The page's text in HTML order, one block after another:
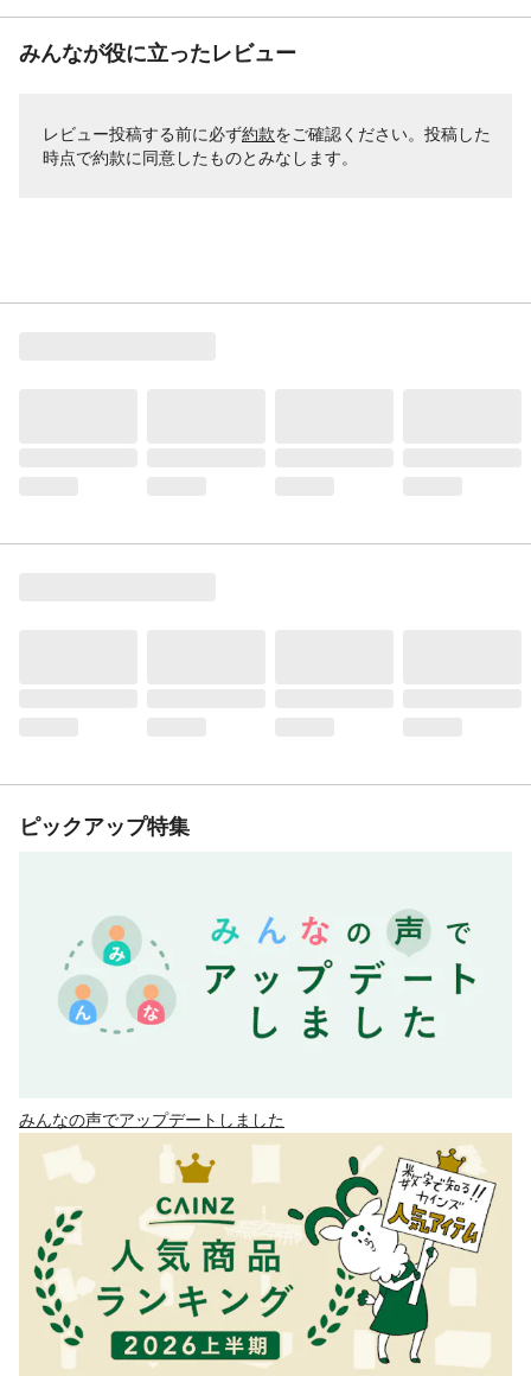
みんなが役に立ったレビュー
レビュー投稿する前に必ず約款をご確認ください。投稿した
時点で約款に同意したものとみなします。
ピックアップ特集
みんなの声でアップデートしました